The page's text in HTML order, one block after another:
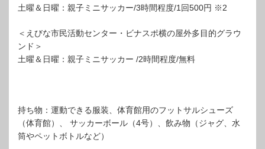
土曜＆日曜：親子ミニサッカー/3時間程度/1回500円 ※2
＜えびな市民活動センター・ビナスポ横の屋外多目的グラウ
ンド＞
土曜＆日曜：親子ミニサッカー /2時間程度/無料
持ち物：運動できる服装、体育館用のフットサルシューズ
（体育館）、 サッカーボール（4号）、飲み物（ジャグ、水
筒やペットボトルなど）